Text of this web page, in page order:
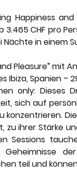
Happiness
3.465 CHF pro
Nächte in einem
Pleasure” mit
Ibiza, Spanien –
only: Dieses
sich auf
konzentrieren.
zu ihrer Stärke
Sessions
Geheimnisse
teil und